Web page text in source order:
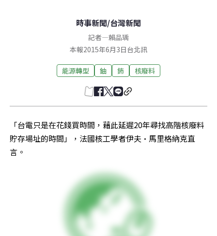
時事新聞/台灣新聞
記者—賴品瑀
本報2015年6月3日台北訊
能源轉型 鈾 鈽 核廢料
「台電只是在花錢買時間，藉此延遲20年尋找高階核廢料
貯存場址的時間」，法國核工學者伊夫·馬里格納克直
言。